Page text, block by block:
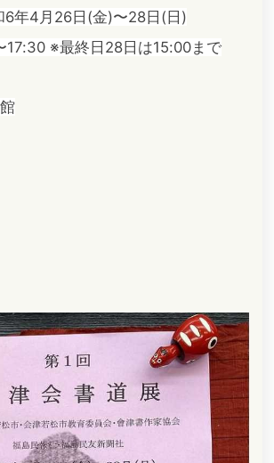
6年4月26日(金)〜28日(日)
17:30 ※最終日28日は15:00まで